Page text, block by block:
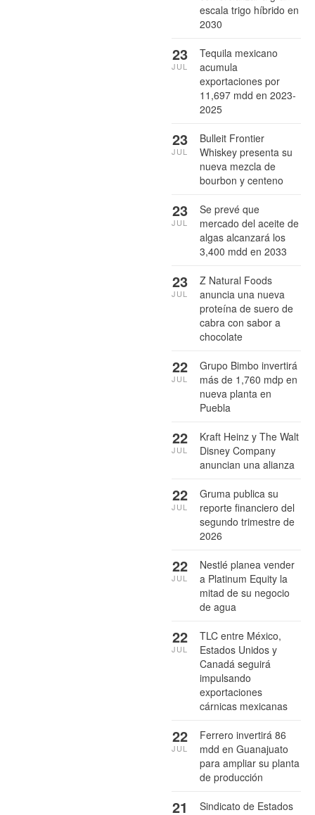
escala trigo híbrido en
2030
Tequila mexicano
acumula
exportaciones por
11,697 mdd en 2023-
2025
23
JUL
Bulleit Frontier
Whiskey presenta su
nueva mezcla de
bourbon y centeno
23
JUL
Se prevé que
mercado del aceite de
algas alcanzará los
3,400 mdd en 2033
23
JUL
Z Natural Foods
anuncia una nueva
proteína de suero de
cabra con sabor a
chocolate
23
JUL
Grupo Bimbo invertirá
más de 1,760 mdp en
nueva planta en
Puebla
22
JUL
Kraft Heinz y The Walt
Disney Company
anuncian una alianza
22
JUL
Gruma publica su
reporte financiero del
segundo trimestre de
2026
22
JUL
Nestlé planea vender
a Platinum Equity la
mitad de su negocio
de agua
22
JUL
TLC entre México,
Estados Unidos y
Canadá seguirá
impulsando
exportaciones
cárnicas mexicanas
22
JUL
Ferrero invertirá 86
mdd en Guanajuato
para ampliar su planta
de producción
22
JUL
Sindicato de Estados
21